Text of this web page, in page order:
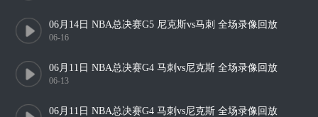
06月14日 NBA总决赛G5 尼克斯vs马刺 全场录像回放
06-16
06月11日 NBA总决赛G4 马刺vs尼克斯 全场录像回放
06-13
06月11日 NBA总决赛G4 马刺vs尼克斯 全场录像回放